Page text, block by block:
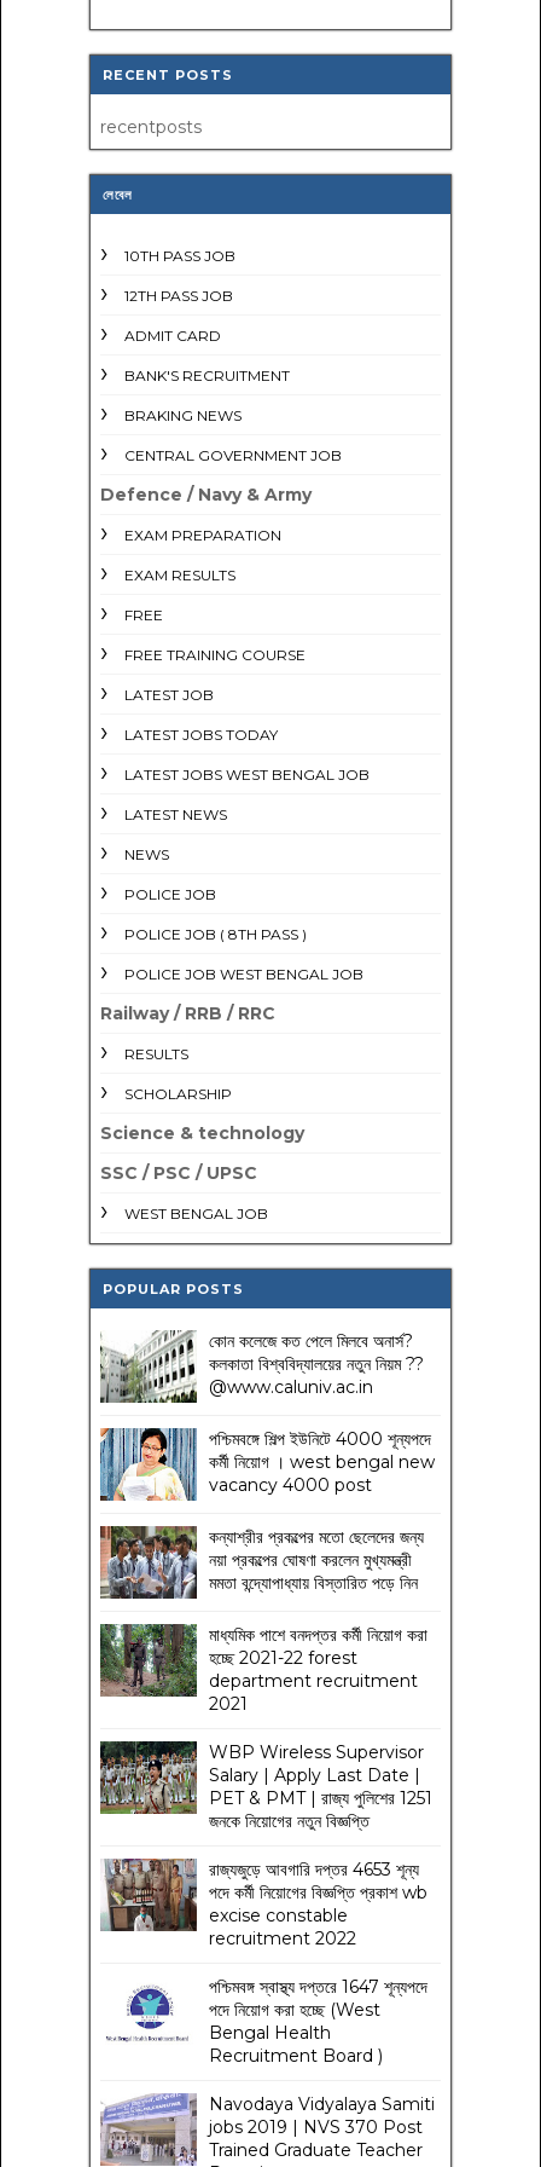
RECENT POSTS
recentposts
লেবেল
10TH PASS JOB
12TH PASS JOB
ADMIT CARD
BANK'S RECRUITMENT
BRAKING NEWS
CENTRAL GOVERNMENT JOB
Defence / Navy & Army
EXAM PREPARATION
EXAM RESULTS
FREE
FREE TRAINING COURSE
LATEST JOB
LATEST JOBS TODAY
LATEST JOBS WEST BENGAL JOB
LATEST NEWS
NEWS
POLICE JOB
POLICE JOB ( 8TH PASS )
POLICE JOB WEST BENGAL JOB
Railway / RRB / RRC
RESULTS
SCHOLARSHIP
Science & technology
SSC / PSC / UPSC
WEST BENGAL JOB
POPULAR POSTS
কোন কলেজে কত পেলে মিলবে অনার্স?
কলকাতা বিশ্ববিদ্যালয়ের নতুন নিয়ম??
@www.caluniv.ac.in
পশ্চিমবঙ্গে শিল্প ইউনিটে 4000 শূন্যপদে
কর্মী নিয়োগ । west bengal new
vacancy 4000 post
কন্যাশ্রীর প্রকল্পের মতো ছেলেদের জন্য
নয়া প্রকল্পের ঘোষণা করলেন মুখ্যমন্ত্রী
মমতা বন্দ্যোপাধ্যায় বিস্তারিত পড়ে নিন
মাধ্যমিক পাশে বনদপ্তর কর্মী নিয়োগ করা
হচ্ছে 2021-22 forest
department recruitment
2021
WBP Wireless Supervisor
Salary | Apply Last Date |
PET & PMT | রাজ্য পুলিশের 1251
জনকে নিয়োগের নতুন বিজ্ঞপ্তি
রাজ্যজুড়ে আবগারি দপ্তর 4653 শূন্য
পদে কর্মী নিয়োগের বিজ্ঞপ্তি প্রকাশ wb
excise constable
recruitment 2022
পশ্চিমবঙ্গ স্বাস্থ্য দপ্তরে 1647 শূন্যপদে
পদে নিয়োগ করা হচ্ছে (West
Bengal Health
Recruitment Board )
Navodaya Vidyalaya Samiti
jobs 2019 | NVS 370 Post
Trained Graduate Teacher